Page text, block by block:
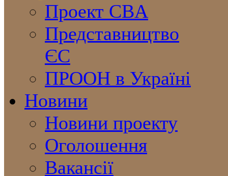
Проект CBA
Представництво
ЄС
ПРООН в Україні
Новини
Новини проекту
Оголошення
Вакансії